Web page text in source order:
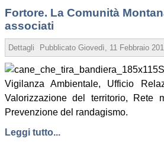
Fortore. La Comunità
associati
Dettagli Pubblicato Giovedì, 11 Febbraio
Vigilanza Ambientale, Ufficio
Valorizzazione del territorio, Rete
Prevenzione del randagismo.
Leggi tutto...